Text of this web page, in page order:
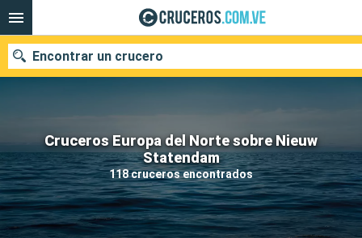
Cruceros Europa del Norte sobre Nieuw
Statendam
118 cruceros encontrados
Encontrar un crucero
Nuestros destinos
Fecha de salida
Puertos Compañías